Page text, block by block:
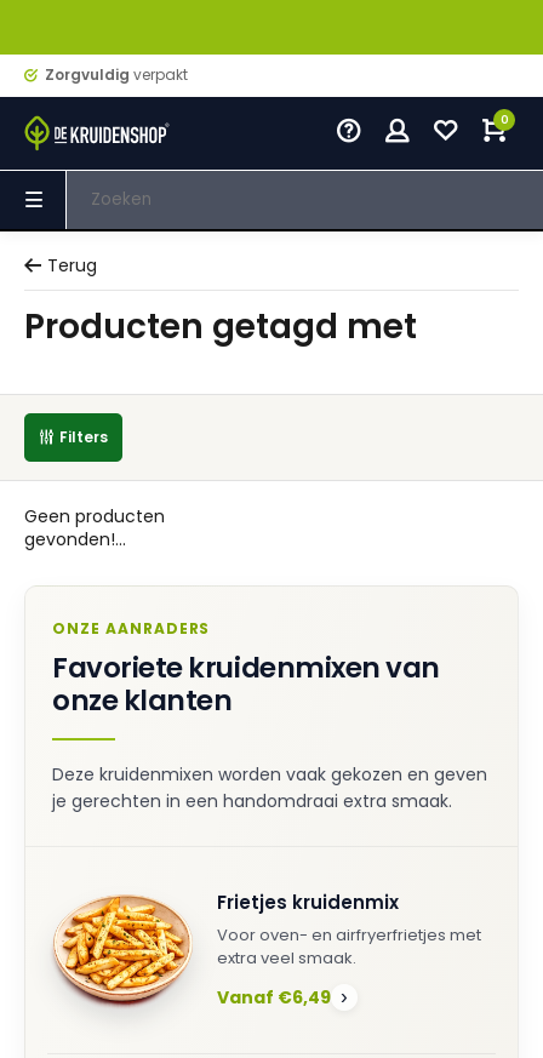
Zorgvuldig verpakt
0
Terug
Producten getagd met
Filters
Geen producten
gevonden!...
ONZE AANRADERS
Favoriete kruidenmixen van
onze klanten
Deze kruidenmixen worden vaak gekozen en geven
je gerechten in een handomdraai extra smaak.
Frietjes kruidenmix
Voor oven- en airfryerfrietjes met
extra veel smaak.
Vanaf €6,49 ›